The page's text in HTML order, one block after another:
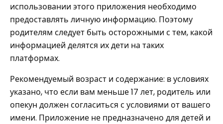
использовании этого приложения необходимо
предоставлять личную информацию. Поэтому
родителям следует быть осторожными с тем, какой
информацией делятся их дети на таких
платформах.
Рекомендуемый возраст и содержание: в условиях
указано, что если вам меньше 17 лет, родитель или
опекун должен согласиться с условиями от вашего
имени. Приложение не предназначено для детей и